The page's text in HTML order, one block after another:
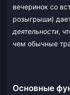
вечеринок со
розыгрыши)
деятельности,
чем обычные
Основные